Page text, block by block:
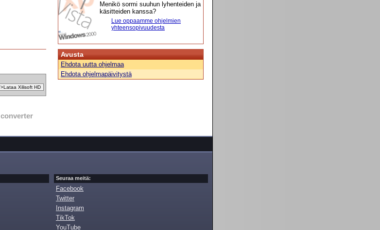
converter
Menikö sormi suuhun lyhenteiden ja
käsitteiden kanssa?
Lue oppaamme ohjelmien
yhteensopivuudesta
Avusta
Ehdota uutta ohjelmaa
Ehdota ohjelmapäivitystä
Seuraa meitä:
Facebook
Twitter
Instagram
TikTok
YouTube